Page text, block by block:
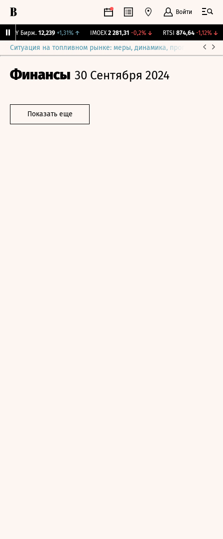
Войти
CNY Бирж. 12,239 +1,31% ↑ IMOEX 2 281,31 -0,2%↓ RTSI 874,64 -1,12%↓
Ситуация на топливном рынке: меры, динамика, прогнозы
Финансы 30 Сентября 2024
Показать еще